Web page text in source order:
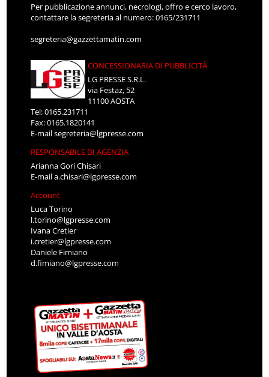
Per pubblicazione annunci, necrologi, offro e cerco lavoro,
contattare la segreteria al numero: 0165/231711
segreteria@gazzettamatin.com
CONCESSIONARIA DI PUBBLICITÀ
LG PRESSE S.R.L.
via Festaz, 52
11100 AOSTA
Tel: 0165.231711
Fax: 0165.1820141
E-mailsegreteria@lgpresse.com
RESPONSABILE DI AGENZIA
Arianna Gori Chisari
E-maila.chisari@lgpresse.com
Account
Luca Torino
l.torino@lgpresse.com
Ivana Cretier
i.cretier@lgpresse.com
Daniele Fimiano
d.fimiano@lgpresse.com